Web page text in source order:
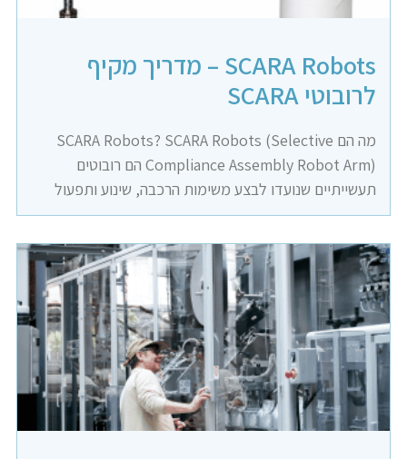
SCARA Robots – מדריך מקיף
לרובוטי SCARA
מה הם SCARA Robots? SCARA Robots (Selective
Compliance Assembly Robot Arm) הם רובוטים
תעשייתיים שנועדו לבצע משימות הרכבה, שינוע ותפעול